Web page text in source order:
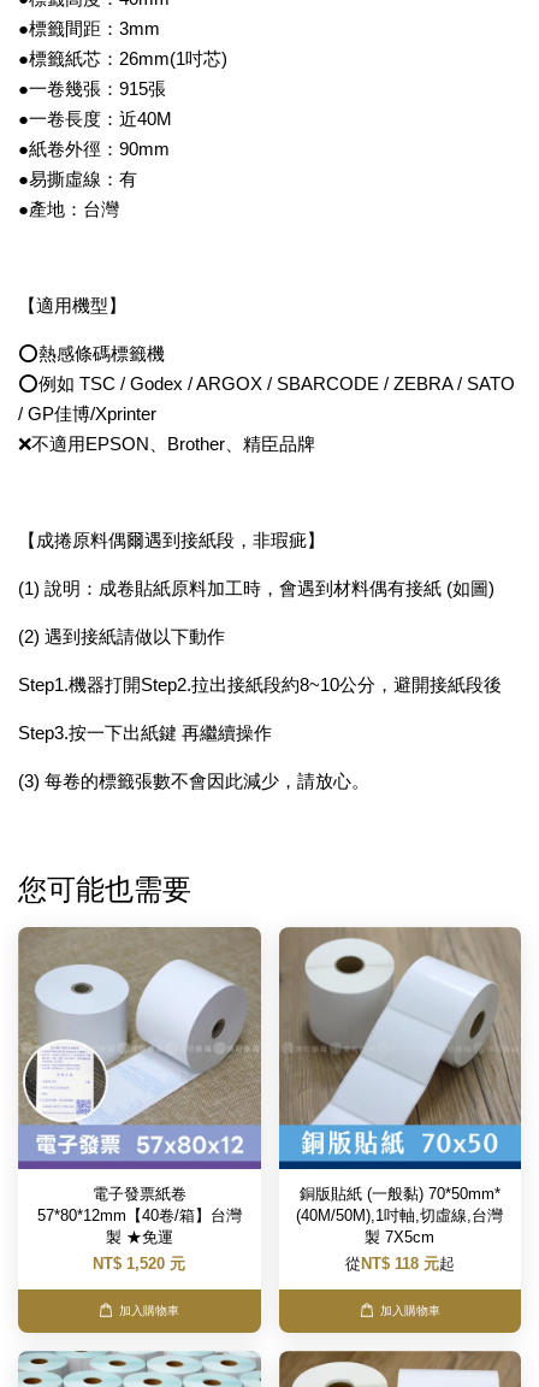
●標籤間距：3mm
●標籤紙芯：26mm(1吋芯)
●一卷幾張：915張
●一卷長度：近40M
●紙卷外徑：90mm
●易撕虛線：有
●產地：台灣
【適用機型】
⭕熱感條碼標籤機
⭕例如 TSC / Godex / ARGOX / SBARCODE / ZEBRA / SATO
/ GP佳博/Xprinter
❌不適用EPSON、Brother、精臣品牌
【成捲原料偶爾遇到接紙段，非瑕疵】
(1) 說明：成卷貼紙原料加工時，會遇到材料偶有接紙 (如圖)
(2) 遇到接紙請做以下動作
Step1.機器打開Step2.拉出接紙段約8~10公分，避開接紙段後
Step3.按一下出紙鍵 再繼續操作
(3) 每卷的標籤張數不會因此減少，請放心。
您可能也需要
電子發票紙卷
57*80*12mm【40卷/箱】台灣
製 ★免運
NT$ 1,520 元
加入購物車
銅版貼紙 (一般黏) 70*50mm*
(40M/50M),1吋軸,切虛線,台灣
製 7X5cm
從 NT$ 118 元起
加入購物車